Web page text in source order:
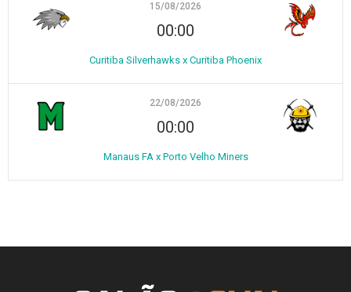
15/08/2026
00:00
Curitiba Silverhawks x Curitiba Phoenix
22/08/2026
00:00
Manaus FA x Porto Velho Miners